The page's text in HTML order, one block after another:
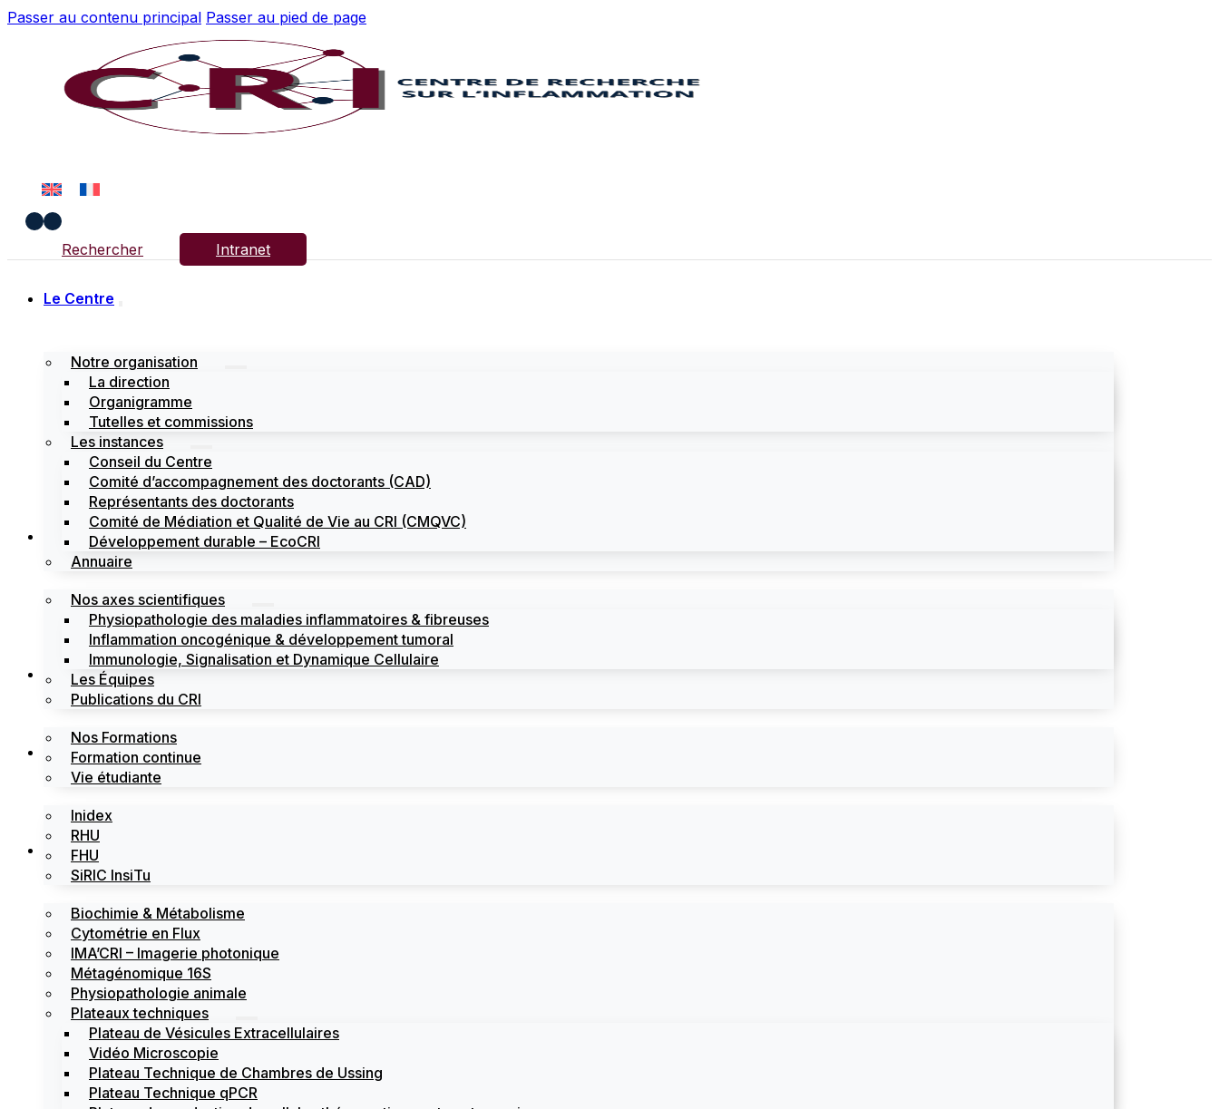
Passer au contenu principal Passer au pied de page
Rechercher Intranet
Le Centre
Notre organisation
La direction
Organigramme
Tutelles et commissions
Les instances
Conseil du Centre
Comité d’accompagnement des doctorants (CAD)
Représentants des doctorants
Comité de Médiation et Qualité de Vie au CRI (CMQVC)
Développement durable – EcoCRI
Annuaire
Recherche
Nos axes scientifiques
Physiopathologie des maladies inflammatoires & fibreuses
Inflammation oncogénique & développement tumoral
Immunologie, Signalisation et Dynamique Cellulaire
Les Équipes
Publications du CRI
Formations
Nos Formations
Formation continue
Vie étudiante
Labels
Inidex
RHU
FHU
SiRIC InsiTu
Les plateformes
Biochimie & Métabolisme
Cytométrie en Flux
IMA’CRI – Imagerie photonique
Métagénomique 16S
Physiopathologie animale
Plateaux techniques
Plateau de Vésicules Extracellulaires
Vidéo Microscopie
Plateau Technique de Chambres de Ussing
Plateau Technique qPCR